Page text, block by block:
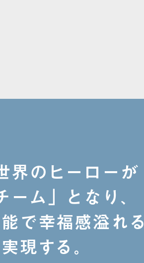
界のヒーローが
ーム」となり、
で幸福感溢れる
現する。